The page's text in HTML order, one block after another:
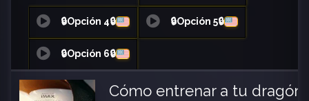
🔒Opción 4🔒 🔒Opción 5🔒
🔒Opción 6🔒
Cómo entrenar a tu dragón